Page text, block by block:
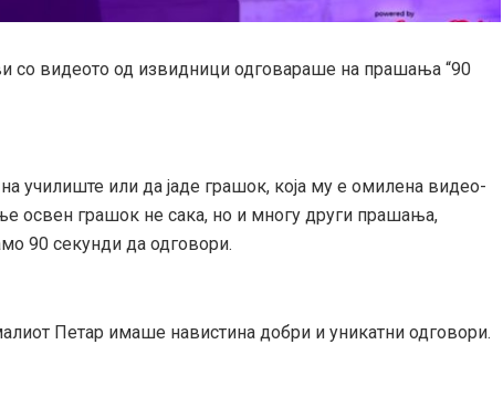
со видеото од извидници одговараше на прашања “90
училиште или да јаде грашок, која му е омилена видео-
освен грашок не сака, но и многу други прашања,
90 секунди да одговори.
Петар имаше навистина добри и уникатни одговори.